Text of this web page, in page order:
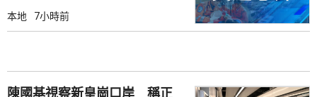
本地 7小時前
陳國基視察新皇崗口岸 稱正